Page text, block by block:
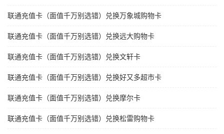
联通充值卡（面值千万别选错）兑换万象城购物卡
联通充值卡（面值千万别选错）兑换远大购物卡
联通充值卡（面值千万别选错）兑换文轩卡
联通充值卡（面值千万别选错）兑换好又多超市卡
联通充值卡（面值千万别选错）兑换摩尔卡
联通充值卡（面值千万别选错）兑换松雷购物卡